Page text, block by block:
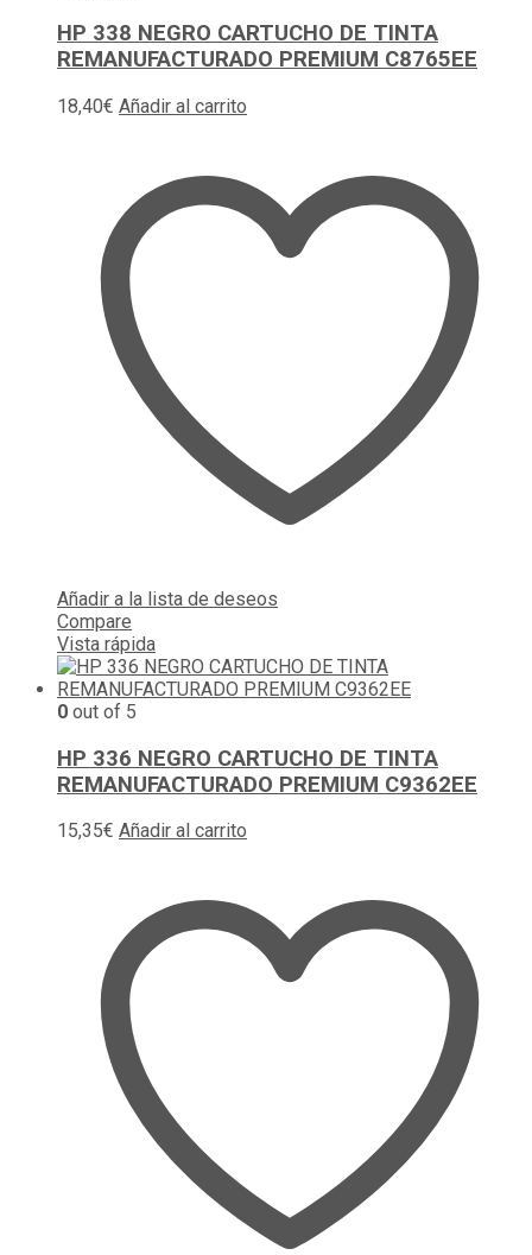
HP 338 NEGRO CARTUCHO DE TINTA
REMANUFACTURADO PREMIUM C8765EE
18,40€ Añadir al carrito
Añadir a la lista de deseos
Compare
Vista rápida
0 out of 5
HP 336 NEGRO CARTUCHO DE TINTA
REMANUFACTURADO PREMIUM C9362EE
15,35€ Añadir al carrito